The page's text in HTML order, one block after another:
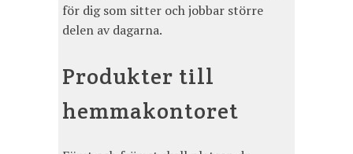
för dig som sitter och jobbar större
delen av dagarna.
Produkter till
hemmakontoret